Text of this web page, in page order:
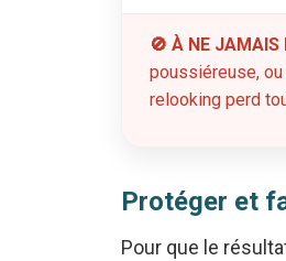
🚫 À NE JAMAIS
poussiéreuse,
relooking perd
Protéger et
Pour que le